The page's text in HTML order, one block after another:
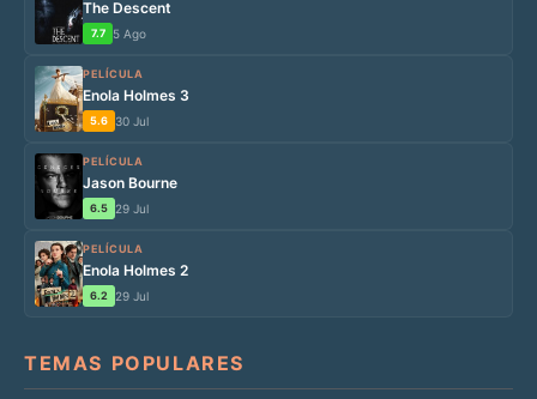
The Descent
7.7 5 Ago
PELÍCULA
Enola Holmes 3
5.6 30 Jul
PELÍCULA
Jason Bourne
6.5 29 Jul
PELÍCULA
Enola Holmes 2
6.2 29 Jul
TEMAS POPULARES